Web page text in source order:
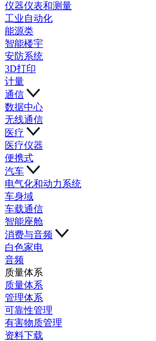
仪器仪表和测量
工业自动化
能源类
智能楼宇
安防系统
3D打印
计量
通信
数据中心
无线通信
医疗
医疗仪器
便携式
汽车
电气化和动力系统
车身域
车载通信
智能座舱
消费与音频
白色家电
音频
质量体系
质量体系
管理体系
可靠性管理
有害物质管理
资料下载